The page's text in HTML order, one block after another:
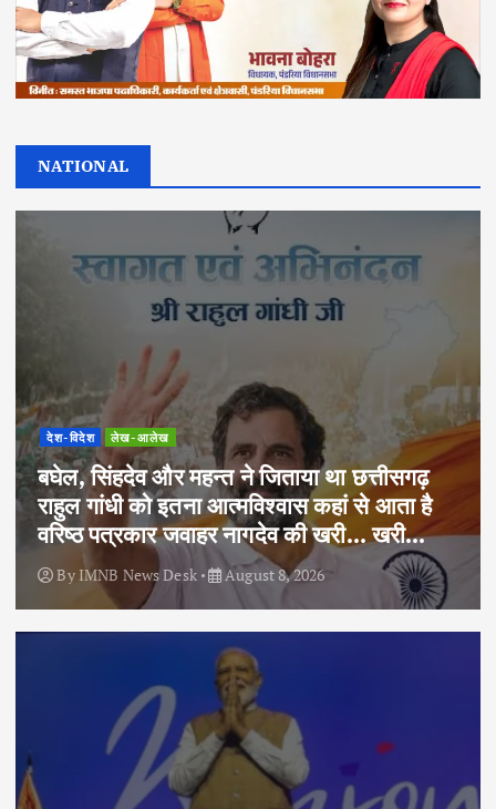
NATIONAL
देश-विदेश लेख-आलेख
बघेल, सिंहदेव और महन्त ने जिताया था छत्तीसगढ़
राहुल गांधी को इतना आत्मविश्वास कहां से आता है
वरिष्ठ पत्रकार जवाहर नागदेव की खरी… खरी…
ByIMNB News Desk August 8, 2026